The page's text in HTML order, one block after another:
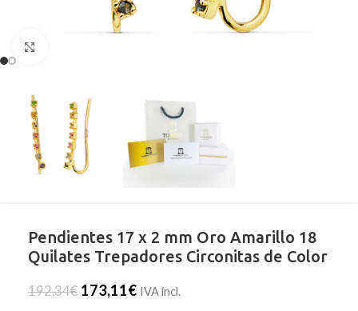
Pendientes 17 x 2 mm Oro Amarillo 18
Quilates Trepadores Circonitas de Color
192,34€ 173,11€ IVA incl.